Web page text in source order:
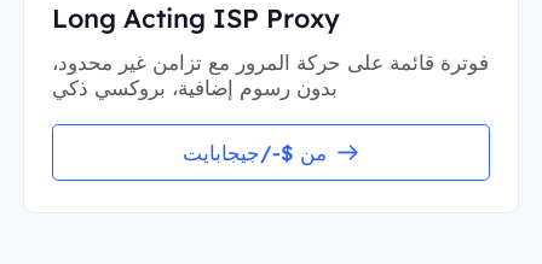
Long Acting ISP Proxy
فوترة قائمة على حركة المرور مع تزامن غير محدود،
بدون رسوم إضافية، بروكسي ذكي
من $-/جيجابايت